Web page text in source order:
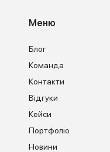
Меню
Блог
Команда
Контакти
Відгуки
Кейси
Портфоліо
Новини